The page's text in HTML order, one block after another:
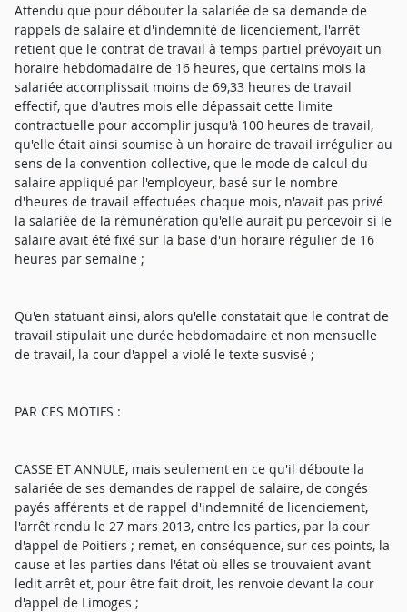
Attendu que pour débouter la salariée de sa demande de
rappels de salaire et d'indemnité de licenciement, l'arrêt
retient que le contrat de travail à temps partiel prévoyait un
horaire hebdomadaire de 16 heures, que certains mois la
salariée accomplissait moins de 69,33 heures de travail
effectif, que d'autres mois elle dépassait cette limite
contractuelle pour accomplir jusqu'à 100 heures de travail,
qu'elle était ainsi soumise à un horaire de travail irrégulier au
sens de la convention collective, que le mode de calcul du
salaire appliqué par l'employeur, basé sur le nombre
d'heures de travail effectuées chaque mois, n'avait pas privé
la salariée de la rémunération qu'elle aurait pu percevoir si le
salaire avait été fixé sur la base d'un horaire régulier de 16
heures par semaine ;
Qu'en statuant ainsi, alors qu'elle constatait que le contrat de
travail stipulait une durée hebdomadaire et non mensuelle
de travail, la cour d'appel a violé le texte susvisé ;
PAR CES MOTIFS :
CASSE ET ANNULE, mais seulement en ce qu'il déboute la
salariée de ses demandes de rappel de salaire, de congés
payés afférents et de rappel d'indemnité de licenciement,
l'arrêt rendu le 27 mars 2013, entre les parties, par la cour
d'appel de Poitiers ; remet, en conséquence, sur ces points, la
cause et les parties dans l'état où elles se trouvaient avant
ledit arrêt et, pour être fait droit, les renvoie devant la cour
d'appel de Limoges ;